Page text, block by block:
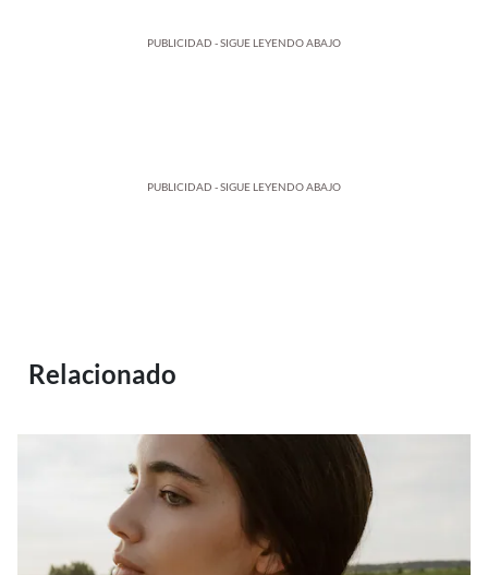
PUBLICIDAD - SIGUE LEYENDO ABAJO
PUBLICIDAD - SIGUE LEYENDO ABAJO
Relacionado